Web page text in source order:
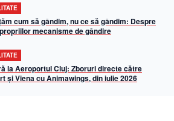
cum să gândim, nu ce să gândim: Despre
mecanisme de gândire
la Aeroportul Cluj: Zboruri directe către
și Viena cu Animawings, din iulie 2026